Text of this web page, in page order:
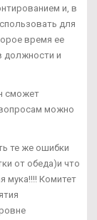
и, в
для
время ее
должности и
сможет
можно
те же ошибки
от обеда)и что
мука!!!! Комитет